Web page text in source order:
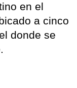
en el
a cinco
donde se